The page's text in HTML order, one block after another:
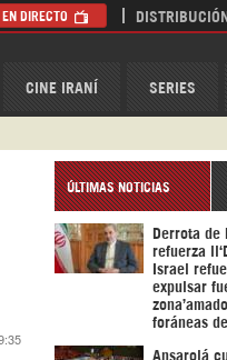
CINE IRANÍ SERIES
EN DIRECTO DISTRIBUCIÓN
ÚLTIMAS NOTICIAS
Derrota de
refuerza
Israel
expulsar
foráneas
Ansarolá